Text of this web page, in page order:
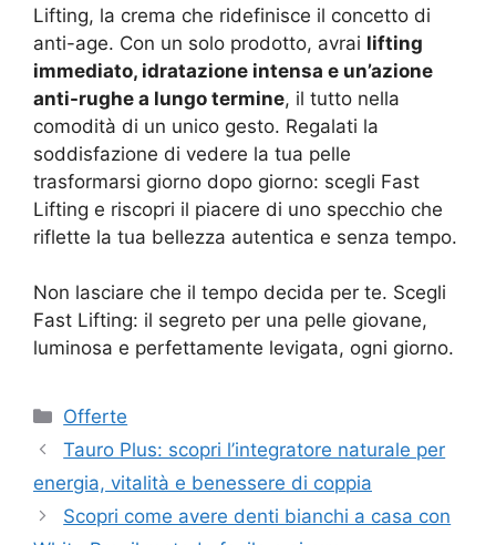
Lifting, la crema che ridefinisce il concetto di
anti-age. Con un solo prodotto, avrai lifting
immediato, idratazione intensa e un’azione
anti-rughe a lungo termine, il tutto nella
comodità di un unico gesto. Regalati la
soddisfazione di vedere la tua pelle
trasformarsi giorno dopo giorno: scegli Fast
Lifting e riscopri il piacere di uno specchio che
riflette la tua bellezza autentica e senza tempo.
Non lasciare che il tempo decida per te. Scegli
Fast Lifting: il segreto per una pelle giovane,
luminosa e perfettamente levigata, ogni giorno.
Categorie
Offerte
Tauro Plus: scopri l’integratore naturale per
energia, vitalità e benessere di coppia
Scopri come avere denti bianchi a casa con